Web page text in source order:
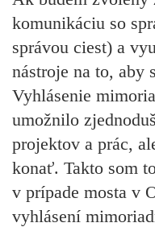
komunikáciu so
správou ciest) a
nástroje na to, aby
Vyhlásenie
umožnilo
projektov a prác,
konať. Takto som
v prípade mosta v
vyhlásení